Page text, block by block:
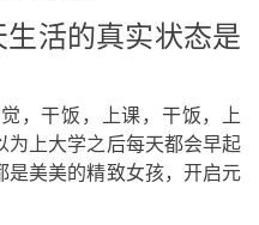
活的真实状态是
，干饭，上课，干饭，上
为上大学之后每天都会早起
是美美的精致女孩，开启元